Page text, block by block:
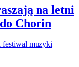
na letni
Chorin